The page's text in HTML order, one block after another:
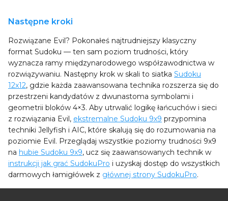
Następne kroki
Rozwiązane Evil? Pokonałeś najtrudniejszy klasyczny
format Sudoku — ten sam poziom trudności, który
wyznacza ramy międzynarodowego współzawodnictwa w
rozwiązywaniu. Następny krok w skali to siatka Sudoku
12x12, gdzie każda zaawansowana technika rozszerza się do
przestrzeni kandydatów z dwunastoma symbolami i
geometrii bloków 4×3. Aby utrwalić logikę łańcuchów i sieci
z rozwiązania Evil, ekstremalne Sudoku 9x9 przypomina
techniki Jellyfish i AIC, które skalują się do rozumowania na
poziomie Evil. Przeglądaj wszystkie poziomy trudności 9x9
na hubie Sudoku 9x9, ucz się zaawansowanych technik w
instrukcji jak grać SudokuPro i uzyskaj dostęp do wszystkich
darmowych łamigłówek z głównej strony SudokuPro.